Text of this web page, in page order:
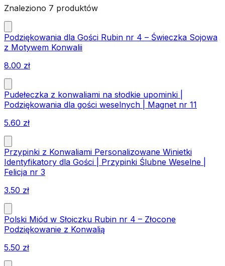
Znaleziono 7 produktów
Podziękowania dla Gości Rubin nr 4 – Świeczka Sojowa
z Motywem Konwalii
8.00 zł
Pudełeczka z konwaliami na słodkie upominki |
Podziękowania dla gości weselnych | Magnet nr 11
5.60 zł
Przypinki z Konwaliami Personalizowane Winietki
Identyfikatory dla Gości | Przypinki Ślubne Weselne |
Felicja nr 3
3.50 zł
Polski Miód w Słoiczku Rubin nr 4 – Złocone
Podziękowanie z Konwalią
5.50 zł